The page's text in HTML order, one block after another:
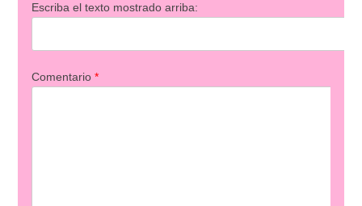
Escriba el texto mostrado arriba:
Comentario *